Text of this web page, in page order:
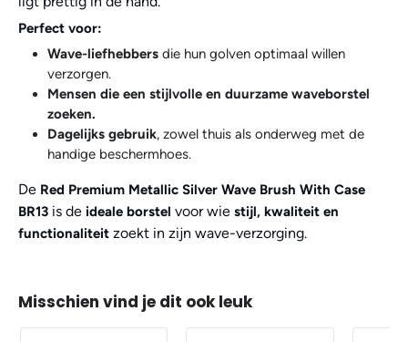
Perfect voor:
Wave-liefhebbers die hun golven optimaal willen
verzorgen.
Mensen die een stijlvolle en duurzame waveborstel
zoeken.
Dagelijks gebruik, zowel thuis als onderweg met de
handige beschermhoes.
De Red Premium Metallic Silver Wave Brush With Case
BR13 is de ideale borstel voor wie stijl, kwaliteit en
functionaliteit zoekt in zijn wave-verzorging.
Misschien vind je dit ook leuk